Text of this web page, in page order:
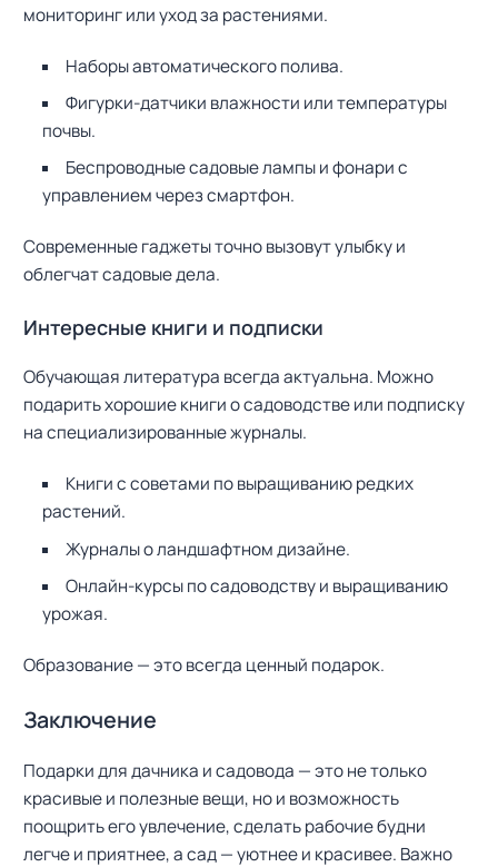
мониторинг или уход за растениями.
Наборы автоматического полива.
Фигурки-датчики влажности или температуры
почвы.
Беспроводные садовые лампы и фонари с
управлением через смартфон.
Современные гаджеты точно вызовут улыбку и
облегчат садовые дела.
Интересные книги и подписки
Обучающая литература всегда актуальна. Можно
подарить хорошие книги о садоводстве или подписку
на специализированные журналы.
Книги с советами по выращиванию редких
растений.
Журналы о ландшафтном дизайне.
Онлайн-курсы по садоводству и выращиванию
урожая.
Образование — это всегда ценный подарок.
Заключение
Подарки для дачника и садовода — это не только
красивые и полезные вещи, но и возможность
поощрить его увлечение, сделать рабочие будни
легче и приятнее, а сад — уютнее и красивее. Важно